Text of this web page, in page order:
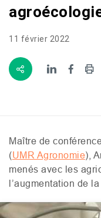
11 février 2022
Maître de
(UMR Agronomie),
menés avec les
l’augmentation de